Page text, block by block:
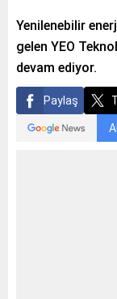
Yenilenebilir
gelen YEO
devam ediyor.
Paylaş